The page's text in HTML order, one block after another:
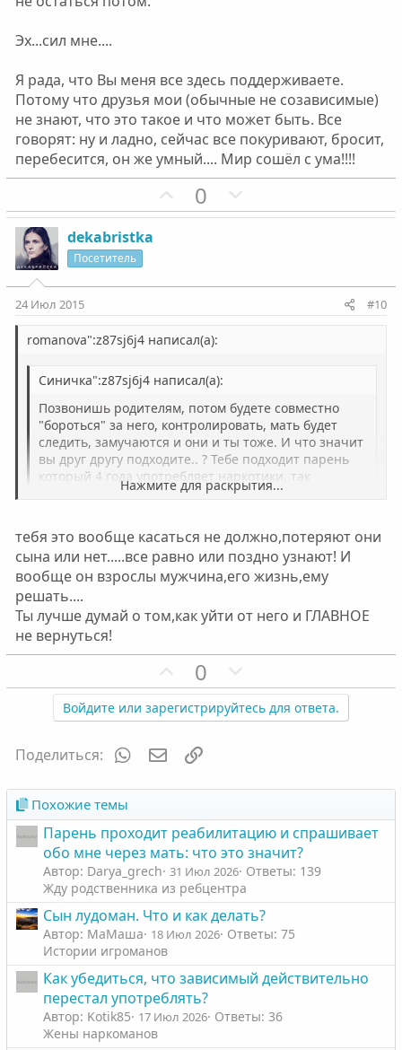
Эх...сил мне....
Я рада, что Вы меня все здесь поддерживаете.
Потому что друзья мои (обычные не созависимые)
не знают, что это такое и что может быть. Все
говорят: ну и ладно, сейчас все покуривают, бросит,
перебесится, он же умный.... Мир сошёл с ума!!!!
П
о
т
н
й
г
о
л
о
с
0
е
т
г
о
л
о
с
dekabristka
Посетитель
24 Июл 2015 #10
romanova":z87sj6j4 написал(а):
Синичка":z87sj6j4 написал(а):
Позвонишь родителям, потом будете совместно
"бороться" за него, контролировать, мать будет
следить, замучаются и они и ты тоже. И что значит
вы друг другу подходите.. ? Тебе подходит парень
который 4 года употребляет наркотики, так
Конечно же я имела ввиду качества характера. Он
очень воспитанный, умный, я даже предположить не
могла, что умному человеку в голову может прийти
такое! Но об этом можно рассуждать долго. Факт
остаётся фактом к сожалению.
На счёт мамы - подумала просто проинформировать
её. Просто родители живут далеко, в другом городе.
Боюсь сына потеряют. Но вчера весь день думала над
этим....как бы крайней не остаться потом.
Эх...сил мне....
Я рада, что Вы меня все здесь поддерживаете. Потому
что друзья мои (обычные не созависимые) не знают,
ладно, сейчас все покуривают, бросит, перебесится, он
же умный.... Мир сошёл с ума!!!!
Нажмите для раскрытия...
тебя это вообще касаться не должно,потеряют они
сына или нет.....все равно или поздно узнают! И
вообще он взрослы мужчина,его жизнь,ему
решать....
Ты лучше думай о том,как уйти от него и ГЛАВНОЕ
не вернуться!
П
о
з
т
в
н
ы
й
г
о
л
с
0
е
г
в
н
ы
й
г
о
л
с
Войдите или зарегистрируйтесь для ответа.
Поделиться: WhatsAppЭлектронная почта
Похожие темы
Парень проходит реабилитацию и спрашивает
обо мне через мать: что это значит?
Автор: Darya_grech 31 Июл 2026 Ответы: 139
Жду родственника из ребцентра
Сын лудоман. Что и как делать?
Автор: МаМаша 18 Июл 2026 Ответы: 75
Истории игроманов
Как убедиться, что зависимый действительно
перестал употреблять?
Автор: Kotik85 17 Июл 2026 Ответы: 36
Жены наркоманов